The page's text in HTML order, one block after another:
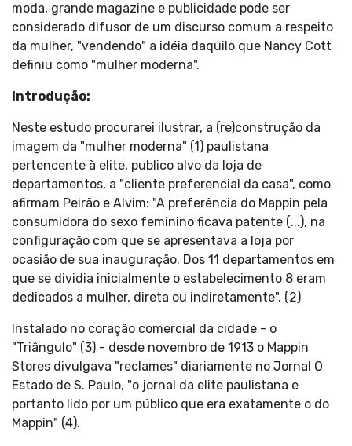
moda, grande magazine e publicidade pode ser
considerado difusor de um discurso comum a respeito
da mulher, "vendendo" a idéia daquilo que Nancy Cott
definiu como "mulher moderna".
Introdução:
Neste estudo procurarei ilustrar, a (re)construção da
imagem da "mulher moderna" (1) paulistana
pertencente à elite, publico alvo da loja de
departamentos, a "cliente preferencial da casa", como
afirmam Peirão e Alvim: "A preferência do Mappin pela
consumidora do sexo feminino ficava patente (...), na
configuração com que se apresentava a loja por
ocasião de sua inauguração. Dos 11 departamentos em
que se dividia inicialmente o estabelecimento 8 eram
dedicados a mulher, direta ou indiretamente". (2)
Instalado no coração comercial da cidade - o
"Triângulo" (3) - desde novembro de 1913 o Mappin
Stores divulgava "reclames" diariamente no Jornal O
Estado de S. Paulo, "o jornal da elite paulistana e
portanto lido por um público que era exatamente o do
Mappin" (4).